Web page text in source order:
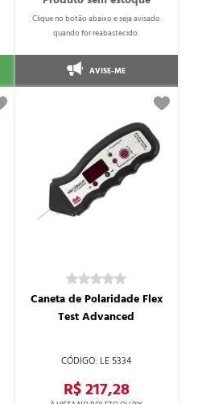
AVISE-ME
LE 5334
Caneta de Polaridade Flex
Test Advanced
R$ 217,28